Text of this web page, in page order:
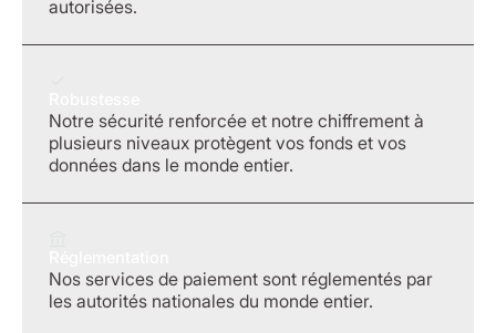
autorisées.
Notre sécurité renforcée et notre chiffrement à
plusieurs niveaux protègent vos fonds et vos
données dans le monde entier.
Nos services de paiement sont réglementés par
les autorités nationales du monde entier.